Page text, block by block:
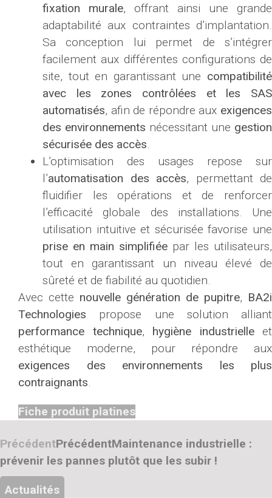
fixation murale, offrant ainsi une grande
adaptabilité aux contraintes d’implantation.
Sa conception lui permet de s’intégrer
facilement aux différentes configurations de
site, tout en garantissant une compatibilité
avec les zones contrôlées et les SAS
automatisés, afin de répondre aux exigences
des environnements nécessitant une gestion
sécurisée des accès.
L’optimisation des usages repose sur
l’automatisation des accès, permettant de
fluidifier les opérations et de renforcer
l’efficacité globale des installations. Une
utilisation intuitive et sécurisée favorise une
prise en main simplifiée par les utilisateurs,
tout en garantissant un niveau élevé de
sûreté et de fiabilité au quotidien.
Avec cette nouvelle génération de pupitre, BA2i
Technologies propose une solution alliant
performance technique, hygiène industrielleet
esthétique moderne, pour répondre aux
exigences des environnements les plus
contraignants.
Fiche produit platines
PrécédentPrécédentMaintenance industrielle :
prévenir les pannes plutôt que les subir !
Actualités